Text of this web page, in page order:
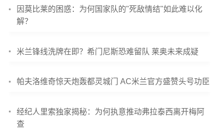
因莫比莱的困惑：为何国家队的"死敌情结"如此难以化
解？
米兰锋线洗牌在即？希门尼斯恐难留队 莱奥未来成疑
帕夫洛维奇惊天炮轰都灵城门 AC米兰官方盛赞头号功臣
经纪人里索独家揭秘：为何执意推动弗拉泰西离开梅阿
查